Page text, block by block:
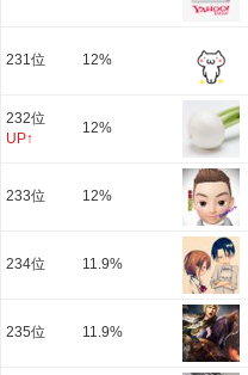
231位 12%
232位
UP↑
12%
233位 12%
234位 11.9%
235位 11.9%